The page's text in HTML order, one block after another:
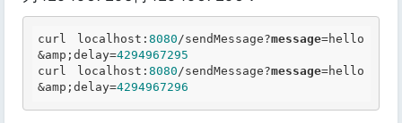
curl localhost: 8080/sendMessage?message=hello
&amp;delay=4294967295
curl localhost: 8080/sendMessage?message=hello
&amp;delay=4294967296